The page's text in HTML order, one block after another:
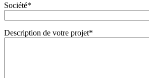
Société*
Description de votre projet*